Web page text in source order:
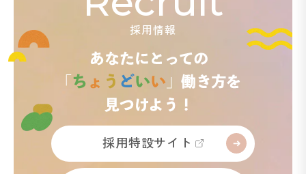
採用情報
採用特設サイト